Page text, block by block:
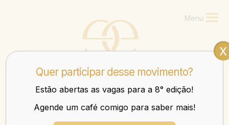
Mulheres que transbordam nos negócios e na vida.
Menu
Quer participar desse movimento?
Estão abertas as vagas para a 8° edição!
Agende um café comigo para saber mais!
x